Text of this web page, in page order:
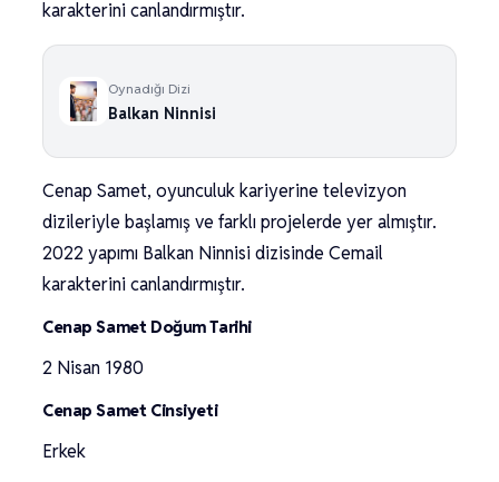
karakterini canlandırmıştır.
Oynadığı Dizi
Balkan Ninnisi
Cenap Samet, oyunculuk kariyerine televizyon
dizileriyle başlamış ve farklı projelerde yer almıştır.
2022 yapımı Balkan Ninnisi dizisinde Cemail
karakterini canlandırmıştır.
Cenap Samet Doğum Tarihi
2 Nisan 1980
Cenap Samet Cinsiyeti
Erkek